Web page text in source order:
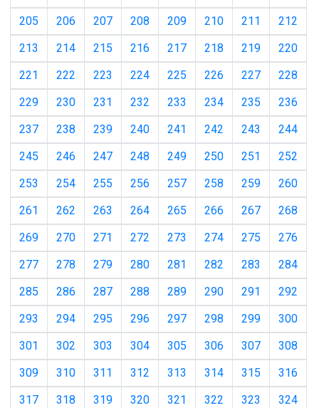
205
206 207 208 209 210 211
212
213
214 215 216 217 218 219
220
221
222 223 224 225 226 227
228
229
230 231 232 233 234 235
236
237
238 239 240 241 242 243
244
245
246 247 248 249 250 251
252
253
254 255 256 257 258 259
260
261
262 263 264 265 266 267
268
269
270 271 272 273 274 275
276
277
278 279 280 281 282 283
284
285
286 287 288 289 290 291
292
293
294 295 296 297 298 299
300
301
302 303 304 305 306 307
308
309
310 311 312 313 314 315
316
317
318 319 320 321 322 323
324